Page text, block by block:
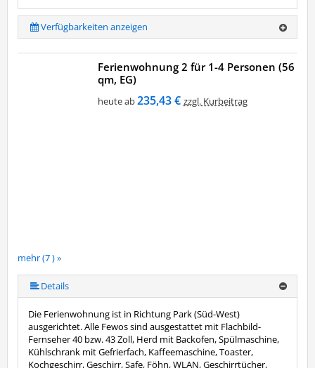
Verfügbarkeiten anzeigen
mehr (7 ) »
mehr (7 ) »
mehr (7 ) »
mehr (7 ) »
Ferienwohnung 2 für 1-4 Personen (56
qm, EG)
heute ab235,43 € zzgl. Kurbeitrag
Details
Die Ferienwohnung ist in Richtung Park (Süd-West)
ausgerichtet. Alle Fewos sind ausgestattet mit Flachbild-
Fernseher 40 bzw. 43 Zoll, Herd mit Backofen, Spülmaschine,
Kühlschrank mit Gefrierfach, Kaffeemaschine, Toaster,
Kochgeschirr, Geschirr, Safe, Föhn, WLAN, Geschirrtücher,